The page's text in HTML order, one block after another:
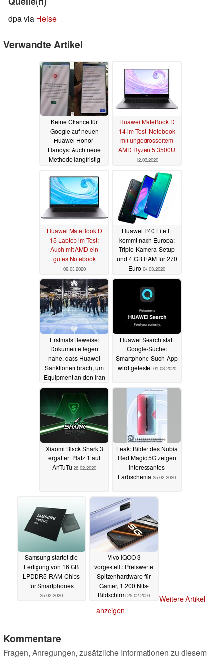
dpa via Heise
Verwandte Artikel
Keine Chance für
Google auf neuen
Huawei-Honor-
Handys: Auch neue
Methode langfristig
Huawei MateBook D
14 im Test: Notebook
mit ungedrosseltem
AMD Ryzen 5 3500U
12.03.2020
Huawei MateBook D
15 Laptop im Test:
Auch mit AMD ein
gutes Notebook
09.03.2020
Huawei P40 Lite E
kommt nach Europa:
Triple-Kamera-Setup
und 4 GB RAM für 270
Euro 04.03.2020
Erstmals Beweise:
Dokumente legen
nahe, dass Huawei
Sanktionen brach, um
Equipment an den Iran
zu verkaufen03.03.2020
Huawei Search statt
Google-Suche:
Smartphone-Such-App
wird getestet 01.03.2020
Xiaomi Black Shark 3
ergattert Platz 1 auf
AnTuTu 26.02.2020
Leak: Bilder des Nubia
Red Magic 5G zeigen
interessantes
Farbschema 25.02.2020
Samsung startet die
Fertigung von 16 GB
LPDDR5-RAM-Chips
für Smartphones
25.02.2020
Vivo iQOO 3
vorgestellt: Preiswerte
Spitzenhardware für
Gamer, 1.200 Nits-
Bildschirm 25.02.2020
Weitere Artikel
anzeigen
Kommentare
Fragen, Anregungen, zusätzliche Informationen zu diesem